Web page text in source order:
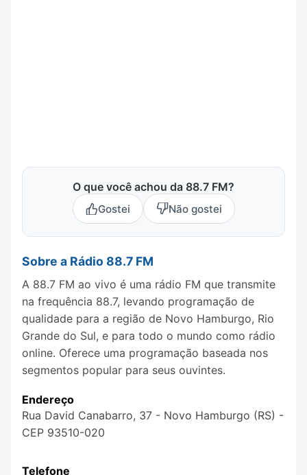
O que você achou da 88.7 FM?
Gostei Não gostei
Sobre a Rádio 88.7 FM
A 88.7 FM ao vivo é uma rádio FM que transmite
na frequência 88.7, levando programação de
qualidade para a região de Novo Hamburgo, Rio
Grande do Sul, e para todo o mundo como rádio
online. Oferece uma programação baseada nos
segmentos popular para seus ouvintes.
Endereço
Rua David Canabarro, 37 - Novo Hamburgo (RS) -
CEP 93510-020
Telefone